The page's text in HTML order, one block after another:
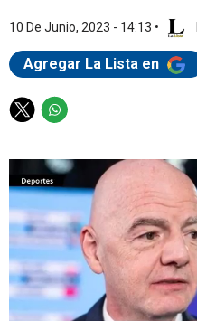
10 De Junio, 2023 - 14:13 •
Agregar La Lista en
T
i
t
t
e
r
W
a
t
s
a
p
p